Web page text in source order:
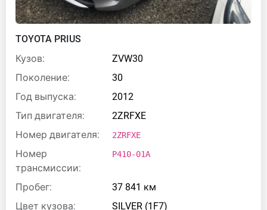
TOYOTA PRIUS
Кузов:
ZVW30
Поколение:
30
Год выпуска:
2012
Тип двигателя:
2ZRFXE
Номер двигателя:
2ZRFXE
Номер
трансмиссии:
P410-01A
Пробег:
37 841 км
Цвет кузова:
SILVER (1F7)